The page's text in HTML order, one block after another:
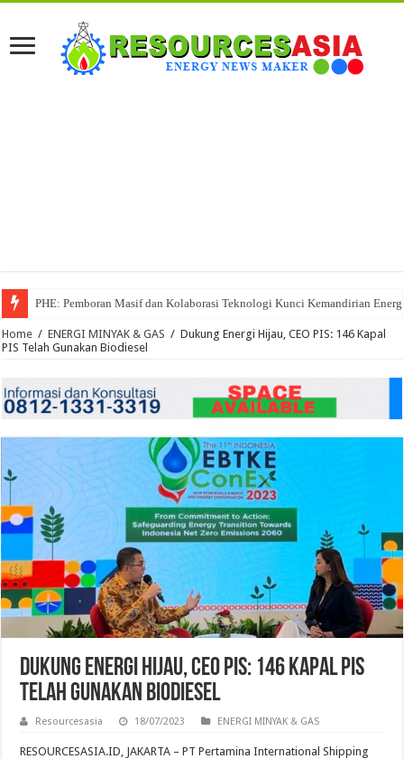
PHE: Pemboran Masif dan Kolaborasi Teknologi Kunci Kemandirian
Home / ENERGI MINYAK & GAS / Dukung Energi Hijau, CEO PIS: 146 Kapal
PIS Telah Gunakan Biodiesel
Dukung Energi Hijau, CEO PIS: 146 Kapal PIS
Telah Gunakan Biodiesel
Resourcesasia 18/07/2023 ENERGI MINYAK & GAS
RESOURCESASIA.ID, JAKARTA – PT Pertamina International Shipping